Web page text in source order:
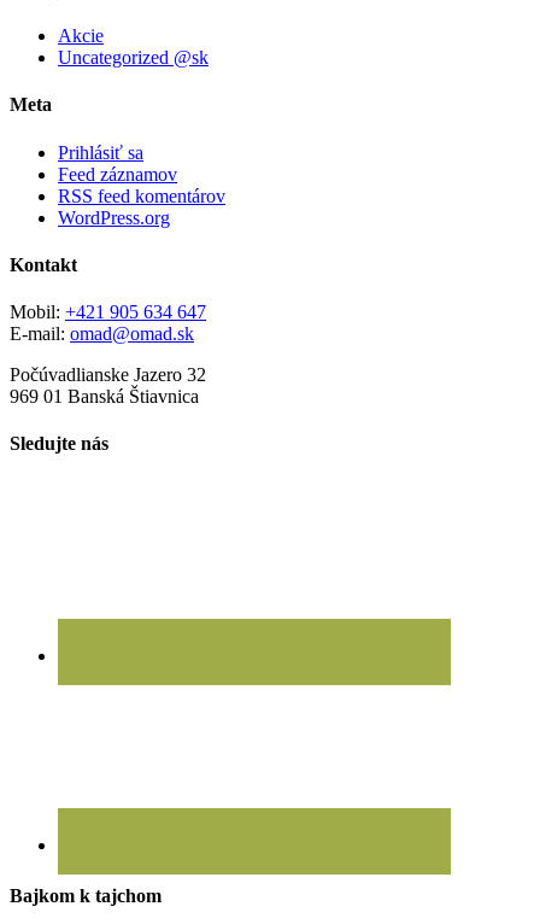
Akcie
Uncategorized @sk
Meta
Prihlásiť sa
Feed záznamov
RSS feed komentárov
WordPress.org
Kontakt
Mobil: +421 905 634 647
E-mail: omad@omad.sk
Počúvadlianske Jazero 32
969 01 Banská Štiavnica
Sledujte nás
Bajkom k tajchom